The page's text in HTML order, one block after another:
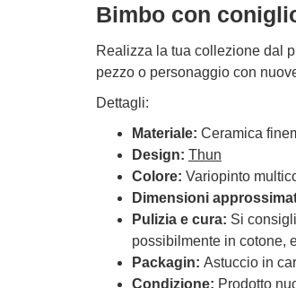
Bimbo con
Realizza la tua collezione dal
pezzo o personaggio con
Dettagli:
Materiale: Ceramica
Design: Thun
Colore: Variopinto
Dimensioni
Pulizia e cura: Si
possibilmente in cotone,
Packagin: Astuccio in
Condizione: Prodotto